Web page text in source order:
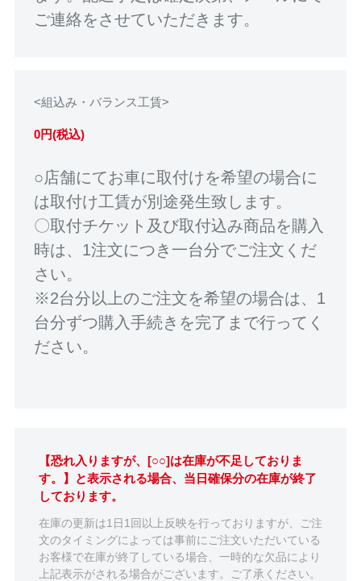
ご連絡をさせていただきます。
<組込み・バランス工賃>
0円(税込)
○店舗にてお車に取付けを希望の場合に
は取付け工賃が別途発生致します。
〇取付チケット及び取付込み商品を購入
時は、1注文につき一台分でご注文くだ
さい。
※2台分以上のご注文を希望の場合は、1
台分ずつ購入手続きを完了まで行ってく
ださい。
【恐れ入りますが、[○○]は在庫が不足しておりま
す。】と表示される場合、当日確保分の在庫が終了
しております。
在庫の更新は1日1回以上反映を行っておりますが、ご注
文のタイミングによっては事前にご注文いただいている
お客様で在庫が終了している場合、一時的な欠品により
上記表示がされる場合がございます。ご了承ください。